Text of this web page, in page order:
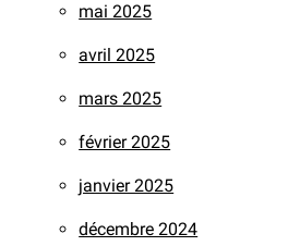
mai 2025
avril 2025
mars 2025
février 2025
janvier 2025
décembre 2024